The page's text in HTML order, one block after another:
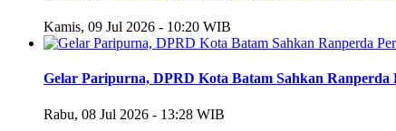
Kamis, 09 Jul 2026 - 10:20 WIB
Gelar Paripurna, DPRD Kota Batam Sahkan Ranperda
Rabu, 08 Jul 2026 - 13:28 WIB